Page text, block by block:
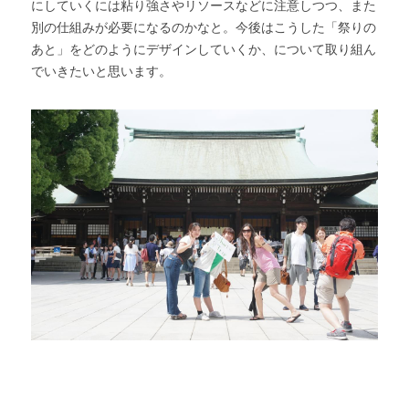
にしていくには粘り強さやリソースなどに注意しつつ、また
別の仕組みが必要になるのかなと。今後はこうした「祭りの
あと」をどのようにデザインしていくか、について取り組ん
でいきたいと思います。